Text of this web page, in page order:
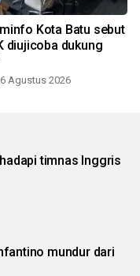
Kota Batu sebut
diujicoba dukung
Agustus 2026
timnas Inggris
mundur dari